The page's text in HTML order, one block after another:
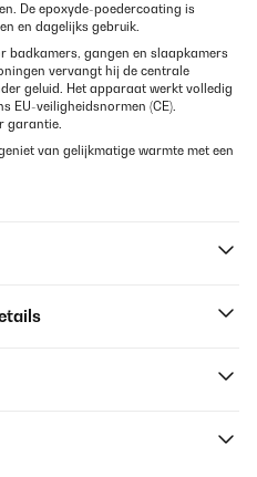
De epoxyde-poedercoating is
en dagelijks gebruik.
badkamers, gangen en slaapkamers
vervangt hij de centrale
geluid. Het apparaat werkt volledig
EU-veiligheidsnormen (CE).
garantie.
van gelijkmatige warmte met een